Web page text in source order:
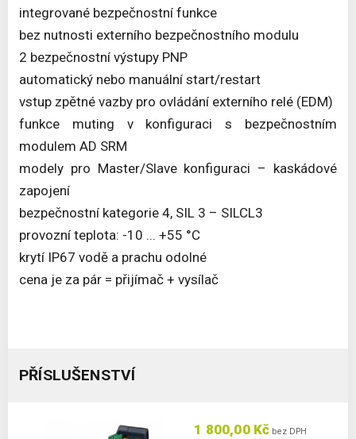
integrované bezpečnostní funkce
bez nutnosti externího bezpečnostního modulu
2 bezpečnostní výstupy PNP
automatický nebo manuální start/restart
vstup zpětné vazby pro ovládání externího relé (EDM)
funkce muting v konfiguraci s bezpečnostním
modulem AD SRM
modely pro Master/Slave konfiguraci – kaskádové
zapojení
bezpečnostní kategorie 4, SIL 3 – SILCL3
provozní teplota: -10 ... +55 °C
krytí IP67 vodě a prachu odolné
cena je za pár = přijímač + vysílač
PŘÍSLUŠENSTVÍ
1 800,00 Kč bez DPH